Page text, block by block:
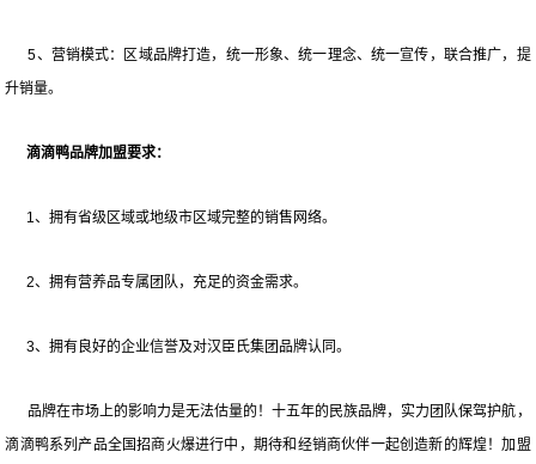
5、营销模式：区域品牌打造，统一形象、统一理念、统一宣传，联合推广，提
升销量。
滴滴鸭品牌加盟要求：
1、拥有省级区域或地级市区域完整的销售网络。
2、拥有营养品专属团队，充足的资金需求。
3、拥有良好的企业信誉及对汉臣氏集团品牌认同。
品牌在市场上的影响力是无法估量的！十五年的民族品牌，实力团队保驾护航，
滴滴鸭系列产品全国招商火爆进行中，期待和经销商伙伴一起创造新的辉煌！加盟